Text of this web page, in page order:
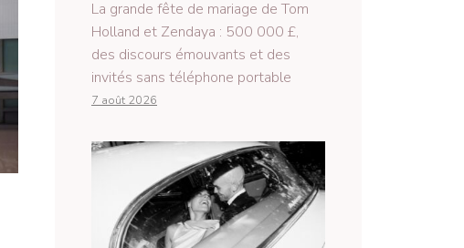
La grande fête de mariage de Tom
Holland et Zendaya : 500 000 £,
des discours émouvants et des
invités sans téléphone portable
7 août 2026